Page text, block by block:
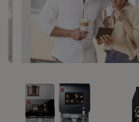
KUNDESERVICE